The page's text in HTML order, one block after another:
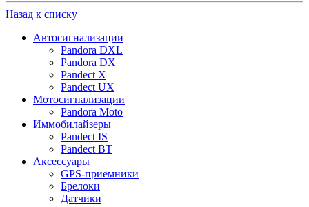
Назад к списку
Автосигнализации
Pandora DXL
Pandora DX
Pandect X
Pandect UX
Мотосигнализации
Pandora Moto
Иммобилайзеры
Pandect IS
Pandect BT
Аксессуары
GPS-приемники
Брелоки
Датчики